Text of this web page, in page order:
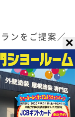
ンをご提案／
ら
✕